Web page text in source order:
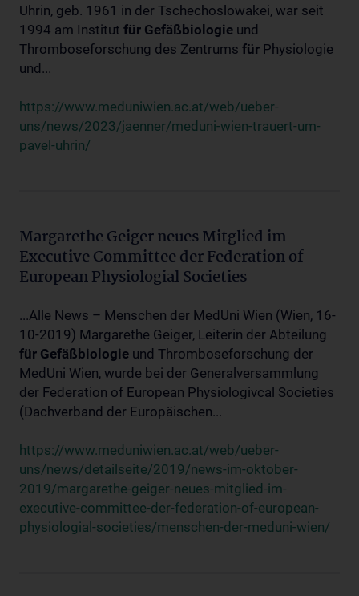
Uhrin, geb. 1961 in der Tschechoslowakei, war seit
1994 am Institut für Gefäßbiologie und
Thromboseforschung des Zentrums für Physiologie
und...
https://www.meduniwien.ac.at/web/ueber-
uns/news/2023/jaenner/meduni-wien-trauert-um-
pavel-uhrin/
Margarethe Geiger neues Mitglied im
Executive Committee der Federation of
European Physiologial Societies
...Alle News – Menschen der MedUni Wien (Wien, 16-
10-2019) Margarethe Geiger, Leiterin der Abteilung
für Gefäßbiologie und Thromboseforschung der
MedUni Wien, wurde bei der Generalversammlung
der Federation of European Physiologivcal Societies
(Dachverband der Europäischen...
https://www.meduniwien.ac.at/web/ueber-
uns/news/detailseite/2019/news-im-oktober-
2019/margarethe-geiger-neues-mitglied-im-
executive-committee-der-federation-of-european-
physiologial-societies/menschen-der-meduni-wien/